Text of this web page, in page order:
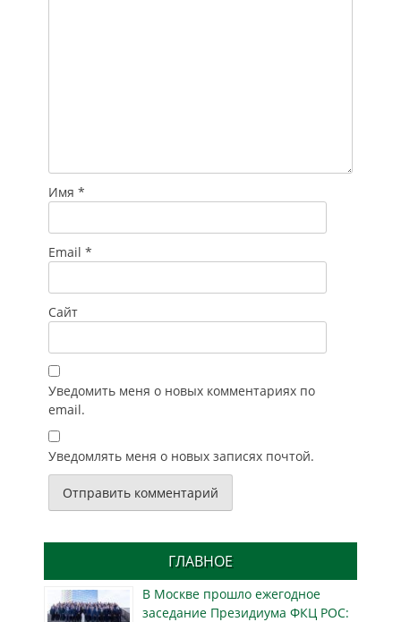
Имя *
Email *
Сайт
Уведомить меня о новых комментариях по
email.
Уведомлять меня о новых записях почтой.
ГЛАВНОЕ
В Москве прошло ежегодное
заседание Президиума ФКЦ РОС: